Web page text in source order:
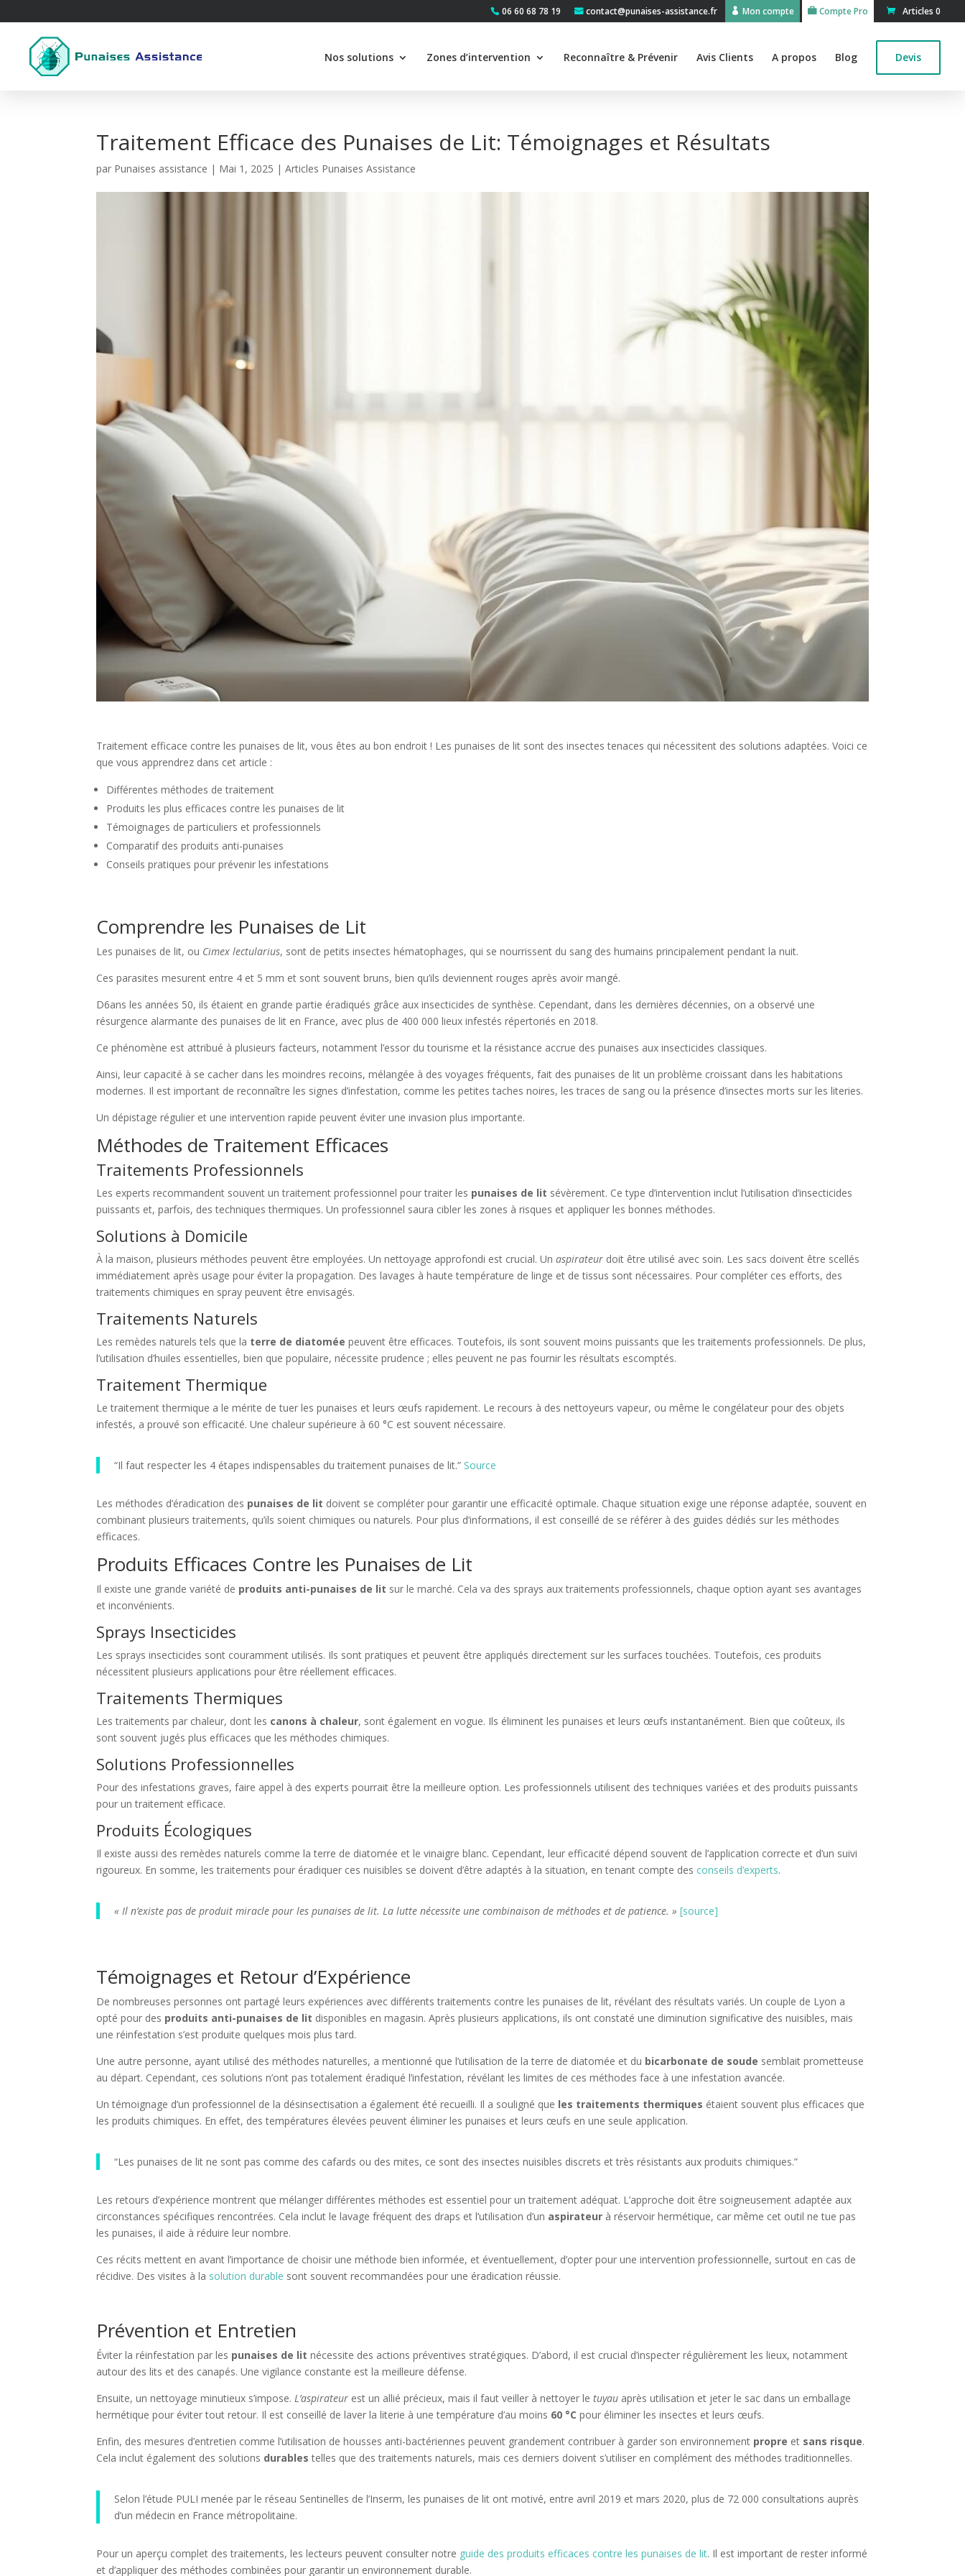
06 60 68 78 19 contact@punaises-assistance.fr Mon compte Compte Pro Articles 0
Nos solutions Zones d’intervention Reconnaître & Prévenir Avis Clients A propos Blog Devis
Traitement Efficace des Punaises de Lit: Témoignages et Résultats
par Punaises assistance | Mai 1, 2025 |Articles Punaises Assistance
Traitement efficace contre les punaises de lit, vous êtes au bon endroit ! Les punaises de lit sont des insectes tenaces qui nécessitent des solutions adaptées. Voici ce
que vous apprendrez dans cet article :
Différentes méthodes de traitement
Produits les plus efficaces contre les punaises de lit
Témoignages de particuliers et professionnels
Comparatif des produits anti-punaises
Conseils pratiques pour prévenir les infestations
Comprendre les Punaises de Lit
Les punaises de lit, ou Cimex lectularius, sont de petits insectes hématophages, qui se nourrissent du sang des humains principalement pendant la nuit.
Ces parasites mesurent entre 4 et 5 mm et sont souvent bruns, bien qu’ils deviennent rouges après avoir mangé.
D6ans les années 50, ils étaient en grande partie éradiqués grâce aux insecticides de synthèse. Cependant, dans les dernières décennies, on a observé une
résurgence alarmante des punaises de lit en France, avec plus de 400 000 lieux infestés répertoriés en 2018.
Ce phénomène est attribué à plusieurs facteurs, notamment l’essor du tourisme et la résistance accrue des punaises aux insecticides classiques.
Ainsi, leur capacité à se cacher dans les moindres recoins, mélangée à des voyages fréquents, fait des punaises de lit un problème croissant dans les habitations
modernes. Il est important de reconnaître les signes d’infestation, comme les petites taches noires, les traces de sang ou la présence d’insectes morts sur les literies.
Un dépistage régulier et une intervention rapide peuvent éviter une invasion plus importante.
Méthodes de Traitement Efficaces
Traitements Professionnels
Les experts recommandent souvent un traitement professionnel pour traiter les punaises de lit sévèrement. Ce type d’intervention inclut l’utilisation d’insecticides
puissants et, parfois, des techniques thermiques. Un professionnel saura cibler les zones à risques et appliquer les bonnes méthodes.
Solutions à Domicile
À la maison, plusieurs méthodes peuvent être employées. Un nettoyage approfondi est crucial. Unaspirateur doit être utilisé avec soin. Les sacs doivent être scellés
immédiatement après usage pour éviter la propagation. Des lavages à haute température de linge et de tissus sont nécessaires. Pour compléter ces efforts, des
traitements chimiques en spray peuvent être envisagés.
Traitements Naturels
Les remèdes naturels tels que la terre de diatomée peuvent être efficaces. Toutefois, ils sont souvent moins puissants que les traitements professionnels. De plus,
l’utilisation d’huiles essentielles, bien que populaire, nécessite prudence ; elles peuvent ne pas fournir les résultats escomptés.
Traitement Thermique
Le traitement thermique a le mérite de tuer les punaises et leurs œufs rapidement. Le recours à des nettoyeurs vapeur, ou même le congélateur pour des objets
infestés, a prouvé son efficacité. Une chaleur supérieure à 60 °C est souvent nécessaire.
“Il faut respecter les 4 étapes indispensables du traitement punaises de lit.”Source
Les méthodes d’éradication des punaises de lit doivent se compléter pour garantir une efficacité optimale. Chaque situation exige une réponse adaptée, souvent en
combinant plusieurs traitements, qu’ils soient chimiques ou naturels. Pour plus d’informations, il est conseillé de se référer à des guides dédiés sur les méthodes
efficaces.
Produits Efficaces Contre les Punaises de Lit
Il existe une grande variété de produits anti-punaises de lit sur le marché. Cela va des sprays aux traitements professionnels, chaque option ayant ses avantages
et inconvénients.
Sprays Insecticides
Les sprays insecticides sont couramment utilisés. Ils sont pratiques et peuvent être appliqués directement sur les surfaces touchées. Toutefois, ces produits
nécessitent plusieurs applications pour être réellement efficaces.
Traitements Thermiques
Les traitements par chaleur, dont les canons à chaleur, sont également en vogue. Ils éliminent les punaises et leurs œufs instantanément. Bien que coûteux, ils
sont souvent jugés plus efficaces que les méthodes chimiques.
Solutions Professionnelles
Pour des infestations graves, faire appel à des experts pourrait être la meilleure option. Les professionnels utilisent des techniques variées et des produits puissants
pour un traitement efficace.
Produits Écologiques
Il existe aussi des remèdes naturels comme la terre de diatomée et le vinaigre blanc. Cependant, leur efficacité dépend souvent de l’application correcte et d’un suivi
rigoureux. En somme, les traitements pour éradiquer ces nuisibles se doivent d’être adaptés à la situation, en tenant compte desconseils d’experts.
« Il n’existe pas de produit miracle pour les punaises de lit. La lutte nécessite une combinaison de méthodes et de patience. » [source]
Témoignages et Retour d’Expérience
De nombreuses personnes ont partagé leurs expériences avec différents traitements contre les punaises de lit, révélant des résultats variés. Un couple de Lyon a
opté pour des produits anti-punaises de lit disponibles en magasin. Après plusieurs applications, ils ont constaté une diminution significative des nuisibles, mais
une réinfestation s’est produite quelques mois plus tard.
Une autre personne, ayant utilisé des méthodes naturelles, a mentionné que l’utilisation de la terre de diatomée et du bicarbonate de soude semblait prometteuse
au départ. Cependant, ces solutions n’ont pas totalement éradiqué l’infestation, révélant les limites de ces méthodes face à une infestation avancée.
Un témoignage d’un professionnel de la désinsectisation a également été recueilli. Il a souligné que les traitements thermiques étaient souvent plus efficaces que
les produits chimiques. En effet, des températures élevées peuvent éliminer les punaises et leurs œufs en une seule application.
“Les punaises de lit ne sont pas comme des cafards ou des mites, ce sont des insectes nuisibles discrets et très résistants aux produits chimiques.”
Les retours d’expérience montrent que mélanger différentes méthodes est essentiel pour un traitement adéquat. L’approche doit être soigneusement adaptée aux
circonstances spécifiques rencontrées. Cela inclut le lavage fréquent des draps et l’utilisation d’un aspirateur à réservoir hermétique, car même cet outil ne tue pas
les punaises, il aide à réduire leur nombre.
Ces récits mettent en avant l’importance de choisir une méthode bien informée, et éventuellement, d’opter pour une intervention professionnelle, surtout en cas de
récidive. Des visites à la solution durable sont souvent recommandées pour une éradication réussie.
Prévention et Entretien
Éviter la réinfestation par les punaises de lit nécessite des actions préventives stratégiques. D’abord, il est crucial d’inspecter régulièrement les lieux, notamment
autour des lits et des canapés. Une vigilance constante est la meilleure défense.
Ensuite, un nettoyage minutieux s’impose. L’aspirateur est un allié précieux, mais il faut veiller à nettoyer letuyau après utilisation et jeter le sac dans un emballage
hermétique pour éviter tout retour. Il est conseillé de laver la literie à une température d’au moins 60 °C pour éliminer les insectes et leurs œufs.
Enfin, des mesures d’entretien comme l’utilisation de housses anti-bactériennes peuvent grandement contribuer à garder son environnement propre et sans risque.
Cela inclut également des solutions durables telles que des traitements naturels, mais ces derniers doivent s’utiliser en complément des méthodes traditionnelles.
Selon l’étude PULI menée par le réseau Sentinelles de l’Inserm, les punaises de lit ont motivé, entre avril 2019 et mars 2020, plus de 72 000 consultations auprès
d’un médecin en France métropolitaine.
Pour un aperçu complet des traitements, les lecteurs peuvent consulter notre guide des produits efficaces contre les punaises de lit. Il est important de rester informé
et d’appliquer des méthodes combinées pour garantir un environnement durable.